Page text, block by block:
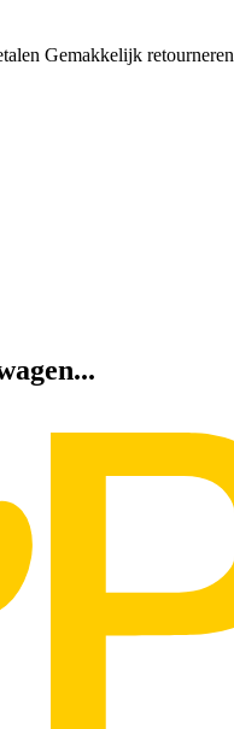
Gemakkelijk retourneren